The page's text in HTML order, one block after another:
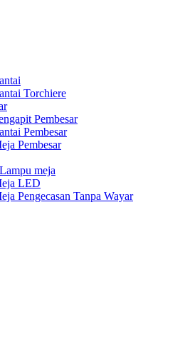
Torchiere
Pembesar
Pembesar
Pembesar
meja
LED
Pengecasan Tanpa Wayar